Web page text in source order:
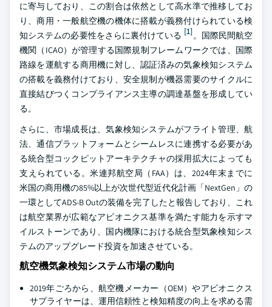
に寄与しており、この割合は依然として高水準で推移してお
り、商用・一般航空機の機体に搭載が義務付けられている検
知システムの必要性をさらに裏付けている [1]。国際民間航空
機関（ICAO）が管理する国際規制フレームワークでは、国際
路線を運航する商用機に対し、認証済みの気象検知システム
の搭載を義務付けており、安全規制が機器需要のサイクルに
直接結びつくコンプライアンス主導の調達基盤を形成してい
る。
さらに、市場成長は、気象検知システムがフライト管理、航
法、通信プラットフォームとシームレスに連携する必要があ
る統合型コックピットアーキテクチャの採用拡大によっても
支えられている。米連邦航空局（FAA）は、2024年末までに
米国の商用機の85%以上が次世代型近代化計画「NextGen」の
一環としてADS-B Outの装備を完了したと報告しており、これ
は航空業界が広範なアビオニクス基準を満たす能力を示すマ
イルストーンであり、国内機隊における統合型気象検知シス
テムのアップグレード投資を加速させている。
航空機気象検知システム市場の動向
2019年ごろから、航空機メーカー（OEM）やアビオニクス
サプライヤーは、運用信頼性と検知精度の向上を求める需